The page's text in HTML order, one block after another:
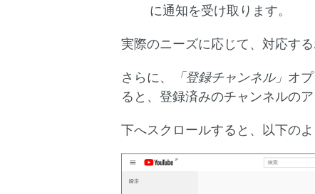
に通知を受け取ります。
実際のニーズに応じて、対応す
さらに、 「登録チャンネル」 オ
ると、登録済みのチャンネルの
下へスクロールすると、以下の